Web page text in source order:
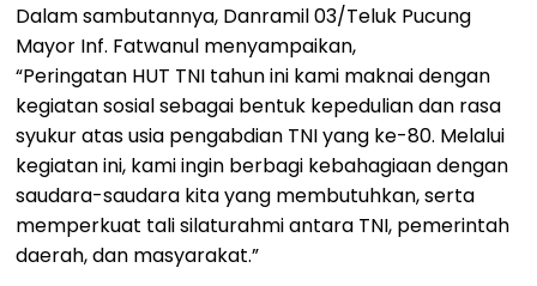
Dalam sambutannya, Danramil 03/Teluk Pucung
Mayor Inf. Fatwanul menyampaikan,
“Peringatan HUT TNI tahun ini kami maknai dengan
kegiatan sosial sebagai bentuk kepedulian dan rasa
syukur atas usia pengabdian TNI yang ke-80. Melalui
kegiatan ini, kami ingin berbagi kebahagiaan dengan
saudara-saudara kita yang membutuhkan, serta
memperkuat tali silaturahmi antara TNI, pemerintah
daerah, dan masyarakat.”